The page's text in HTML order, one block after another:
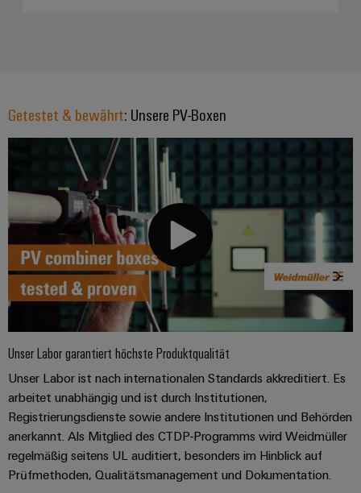
Getestet & bewährt: Unsere PV-Boxen
Unser Labor garantiert höchste Produktqualität
Unser Labor ist nach internationalen Standards akkreditiert. Es
arbeitet unabhängig und ist durch Institutionen,
Registrierungsdienste sowie andere Institutionen und Behörden
anerkannt. Als Mitglied des CTDP-Programms wird Weidmüller
regelmäßig seitens UL auditiert, besonders im Hinblick auf
Prüfmethoden, Qualitätsmanagement und Dokumentation.